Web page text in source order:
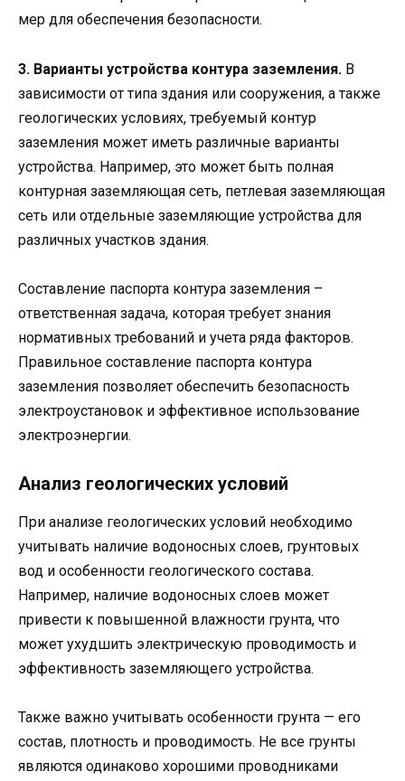
мер для обеспечения безопасности.
3. Варианты устройства контура заземления. В
зависимости от типа здания или сооружения, а также
геологических условиях, требуемый контур
заземления может иметь различные варианты
устройства. Например, это может быть полная
контурная заземляющая сеть, петлевая заземляющая
сеть или отдельные заземляющие устройства для
различных участков здания.
Составление паспорта контура заземления –
ответственная задача, которая требует знания
нормативных требований и учета ряда факторов.
Правильное составление паспорта контура
заземления позволяет обеспечить безопасность
электроустановок и эффективное использование
электроэнергии.
Анализ геологических условий
При анализе геологических условий необходимо
учитывать наличие водоносных слоев, грунтовых
вод и особенности геологического состава.
Например, наличие водоносных слоев может
привести к повышенной влажности грунта, что
может ухудшить электрическую проводимость и
эффективность заземляющего устройства.
Также важно учитывать особенности грунта — его
состав, плотность и проводимость. Не все грунты
являются одинаково хорошими проводниками